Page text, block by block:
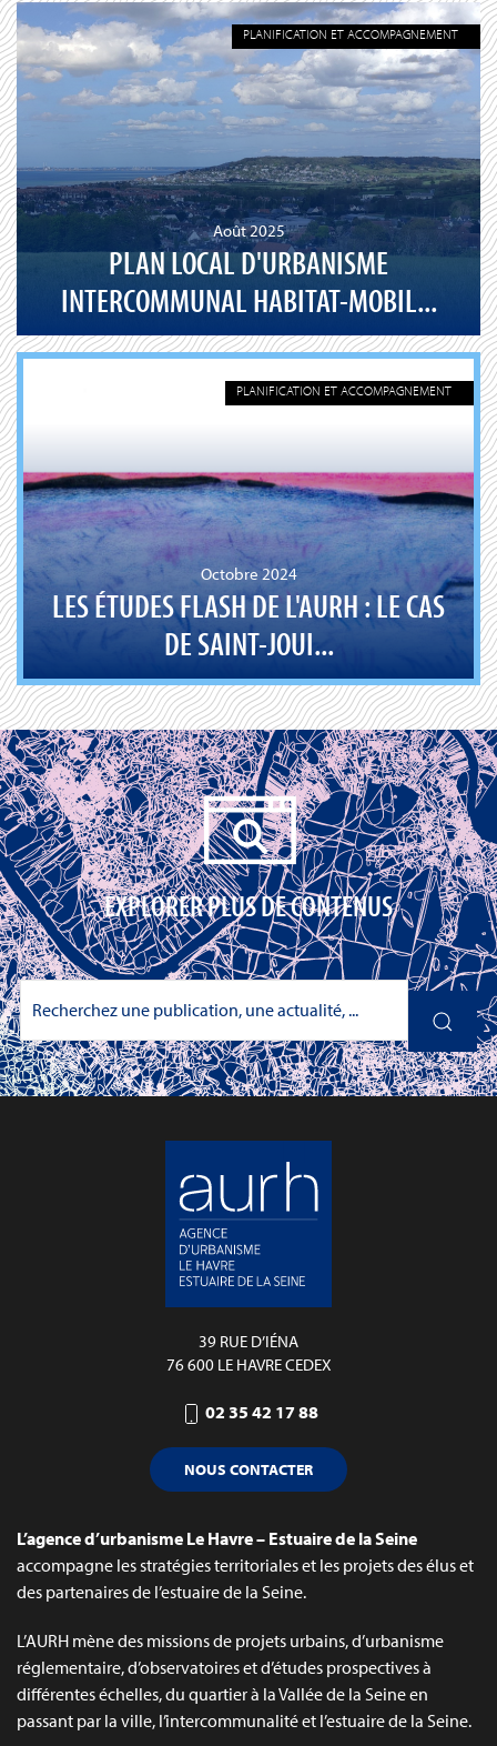
PLANIFICATION ET ACCOMPAGNEMENT
Août 2025
PLAN LOCAL D'URBANISME
INTERCOMMUNAL HABITAT-MOBIL...
PLANIFICATION ET ACCOMPAGNEMENT
Octobre 2024
LES ÉTUDES FLASH DE L'AURH : LE CAS
DE SAINT-JOUI...
EXPLORER PLUS DE CONTENUS
39 RUE D’IÉNA
76 600 LE HAVRE CEDEX
02 35 42 17 88
NOUS CONTACTER
L’agence d’urbanisme Le Havre – Estuaire de la Seine
accompagne les stratégies territoriales et les projets des élus et
des partenaires de l’estuaire de la Seine.
L’AURH mène des missions de projets urbains, d’urbanisme
réglementaire, d’observatoires et d’études prospectives à
différentes échelles, du quartier à la Vallée de la Seine en
passant par la ville, l’intercommunalité et l’estuaire de la Seine.